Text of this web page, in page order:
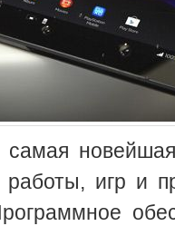
работы, игр и